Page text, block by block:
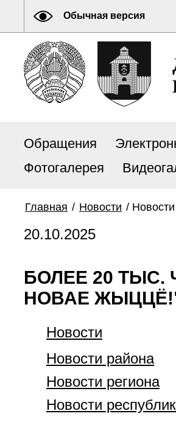
Обычная версия
Обращения
Фотогалерея
Главная / Новости /
20.10.2025
БОЛЕЕ 20
НОВАЕ
Новости
Новости района
Новости региона
Новости